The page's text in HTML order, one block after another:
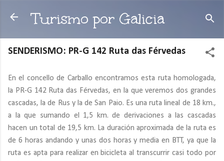
Ir al contenido principal
Turismo por Galicia
SENDERISMO: PR-G 142 Ruta das Férvedas
En el concello de Carballo encontramos esta ruta homologada,
la PR-G 142 Ruta das Férvedas, en la que veremos dos grandes
cascadas, la de Rus y la de San Paio. Es una ruta lineal de 18 km.,
a la que sumando el 1,5 km. de derivaciones a las cascadas
hacen un total de 19,5 km. La duración aproximada de la ruta es
de 6 horas andando y unas dos horas y media en BTT, ya que la
ruta es apta para realizar en bicicleta al transcurrir casi todo por